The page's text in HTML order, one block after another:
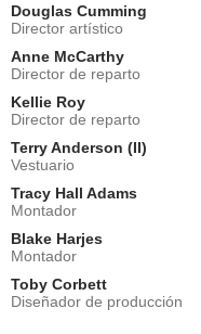
Douglas Cumming
Director artístico
Anne McCarthy
Director de reparto
Kellie Roy
Director de reparto
Terry Anderson (II)
Vestuario
Tracy Hall Adams
Montador
Blake Harjes
Montador
Toby Corbett
Diseñador de producción